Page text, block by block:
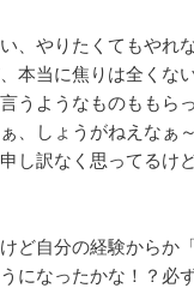
、やりたくてもやれ
本当に焦りは全くな
うようなものももら
しょうがねえなぁ
し訳なく思ってるけ
ど自分の経験からか
になったかな！？必